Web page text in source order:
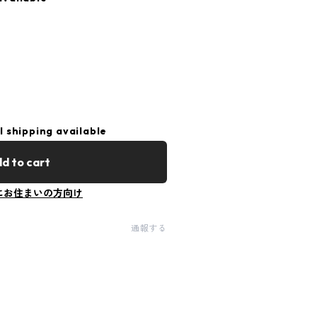
shipping available
to cart
お住まいの方向け
通報する